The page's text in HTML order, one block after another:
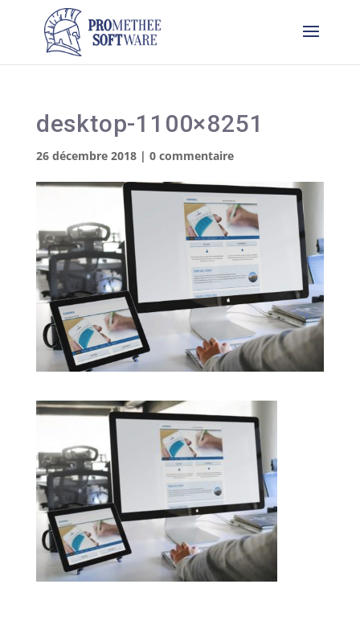
desktop-1100×8251
26 décembre 2018| 0 commentaire